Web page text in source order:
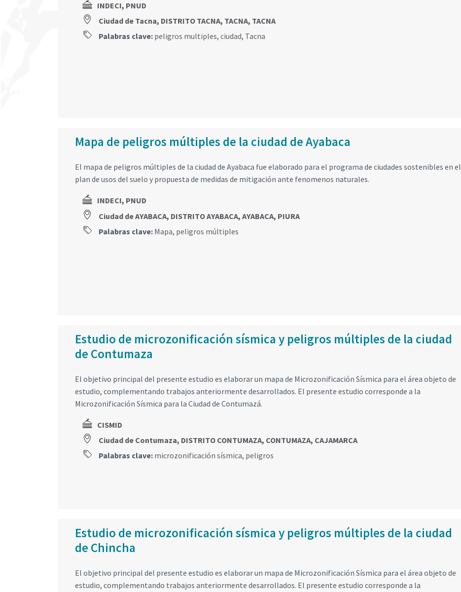
INDECI, PNUD
Ciudad de Tacna, DISTRITO TACNA, TACNA, TACNA
Palabras clave: peligros multiples, ciudad, Tacna
Mapa de peligros múltiples de la ciudad de Ayabaca
El mapa de peligros múltiples de la ciudad de Ayabaca fue elaborado para el programa de ciudades sostenibles en el
plan de usos del suelo y propuesta de medidas de mitigación ante fenomenos naturales.
INDECI, PNUD
Ciudad de AYABACA, DISTRITO AYABACA, AYABACA, PIURA
Palabras clave: Mapa, peligros múltiples
Estudio de microzonificación sísmica y peligros múltiples de la ciudad
de Contumaza
El objetivo principal del presente estudio es elaborar un mapa de Microzonificación Sísmica para el área objeto de
estudio, complementando trabajos anteriormente desarrollados. El presente estudio corresponde a la
Microzonificación Sísmica para la Ciudad de Contumazá.
CISMID
Ciudad de Contumaza, DISTRITO CONTUMAZA, CONTUMAZA, CAJAMARCA
Palabras clave: microzonificación sísmica, peligros
Estudio de microzonificación sísmica y peligros múltiples de la ciudad
de Chincha
El objetivo principal del presente estudio es elaborar un mapa de Microzonificación Sísmica para el área objeto de
estudio, complementando trabajos anteriormente desarrollados. El presente estudio corresponde a la